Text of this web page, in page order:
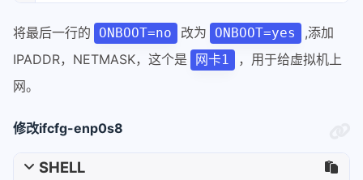
将最后一行的 ONBOOT=no 改为 ONBOOT=yes
,添加
IPADDR，NETMASK，这个是
网卡1
，用于给虚拟机上
网。
修改ifcfg-enp0s8
SHELL